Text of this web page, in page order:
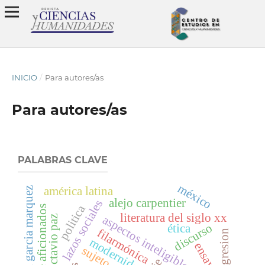
INICIO / Para autores/as
Para autores/as
PALABRAS CLAVE
aspectos inteligibles
lazos socialesmodernidad
sujeto
discurso
américa latina
literatura del siglo xx
alejo carpentier
octavio paz
gabriel garcia marquez filarmónica
méxico
politica ética